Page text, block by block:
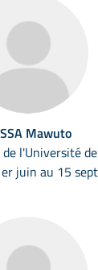
Mawuto
l'Université
juin au 15